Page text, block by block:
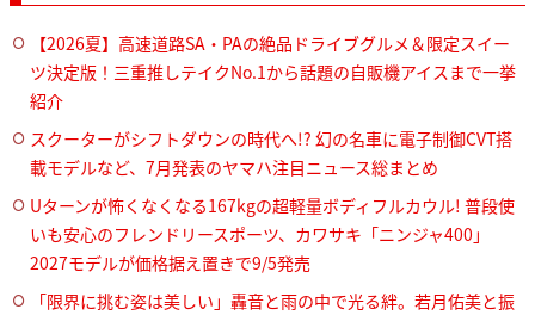
【2026夏】高速道路SA・PAの絶品ドライブグルメ＆限定スイー
ツ決定版！三重推しテイクNo.1から話題の自販機アイスまで一挙
紹介
スクーターがシフトダウンの時代へ!? 幻の名車に電子制御CVT搭
載モデルなど、7月発表のヤマハ注目ニュース総まとめ
Uターンが怖くなくなる167kgの超軽量ボディフルカウル! 普段使
いも安心のフレンドリースポーツ、カワサキ「ニンジャ400」
2027モデルが価格据え置きで9/5発売
「限界に挑む姿は美しい」轟音と雨の中で光る絆。若月佑美と振